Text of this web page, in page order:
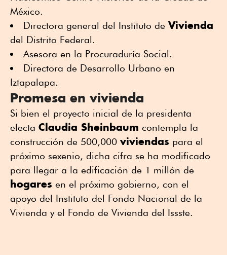
México.
Directora general del Instituto deVivienda
del Distrito Federal.
Asesora en la Procuraduría Social.
Directora de Desarrollo Urbano en
Iztapalapa.
Promesa en vivienda
Si bien el proyecto inicial de la presidenta
electa Claudia Sheinbaum contempla la
construcción de 500,000 viviendas para el
próximo sexenio, dicha cifra se ha modificado
para llegar a la edificación de 1 millón de
hogares en el próximo gobierno, con el
apoyo del Instituto del Fondo Nacional de la
Vivienda y el Fondo de Vivienda del Issste.